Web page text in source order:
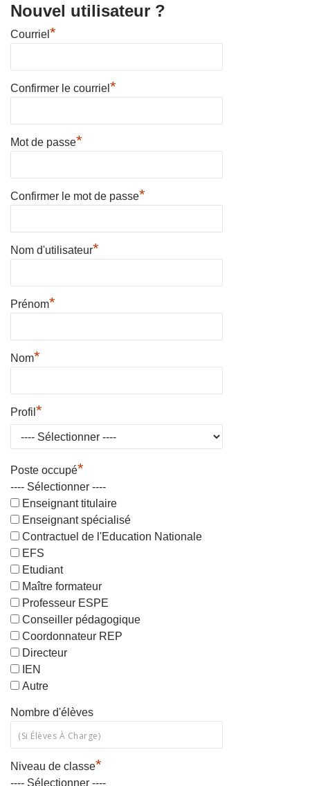
Nouvel utilisateur ?
Courriel *
Confirmer le courriel *
Mot de passe*
Confirmer le mot de passe*
Nom d'utilisateur*
Prénom*
Nom*
Profil *
Poste occupé*
---- Sélectionner ----
Enseignant titulaire
Enseignant spécialisé
Contractuel de l'Education Nationale
EFS
Etudiant
Maître formateur
Professeur ESPE
Conseiller pédagogique
Coordonnateur REP
Directeur
IEN
Autre
Nombre d'élèves
Niveau de classe*
---- Sélectionner ----